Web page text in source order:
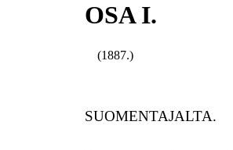
OSA I.
(1887.)
SUOMENTAJALTA.